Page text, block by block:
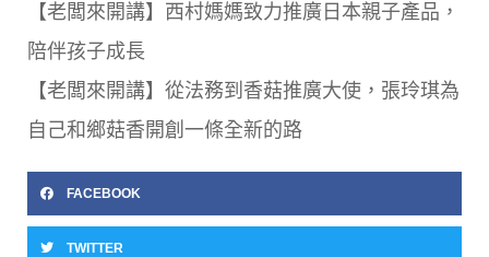
【老闆來開講】西村媽媽致力推廣日本親子產品，
陪伴孩子成長
【老闆來開講】從法務到香菇推廣大使，張玲琪為
自己和鄉菇香開創一條全新的路
FACEBOOK
TWITTER